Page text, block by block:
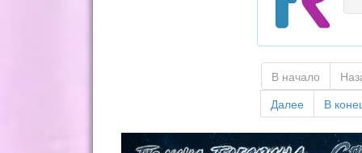
В начало
Далее
В